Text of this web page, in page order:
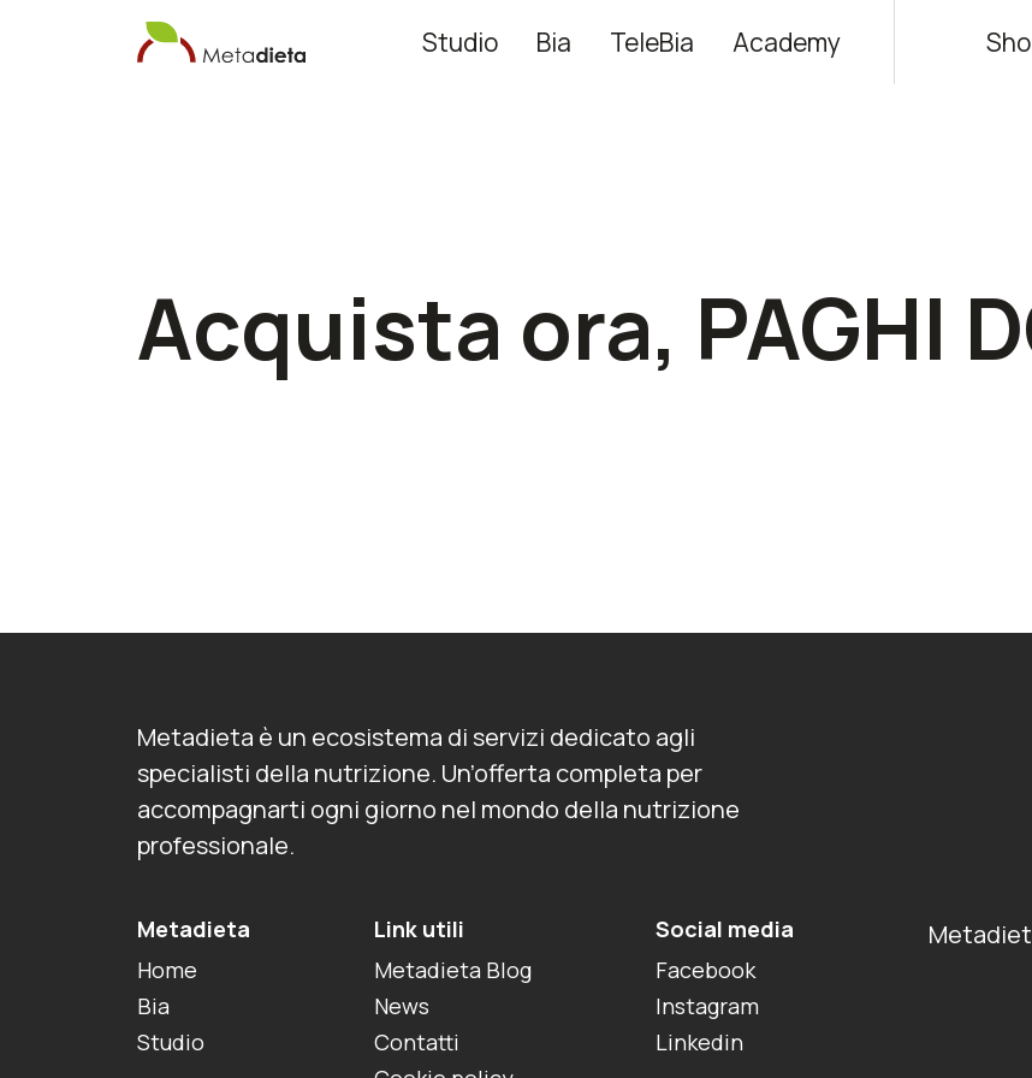
Studio Bia TeleBia Academy
Acquista ora, PAGHI
Metadieta è un ecosistema di servizi dedicato agli
specialisti della nutrizione. Un’offerta completa per
accompagnarti ogni giorno nel mondo della nutrizione
professionale.
Metadieta
Home
Bia
Studio
Link utili
Metadieta Blog
News
Contatti
Social media
Facebook
Instagram
Linkedin